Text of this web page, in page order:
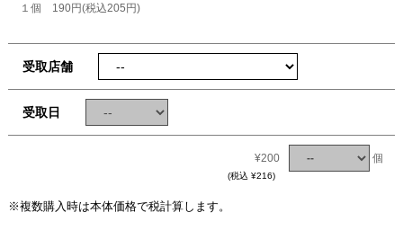
１個 190円(税込205円)
受取店舗
受取日
¥200
(税込 ¥216)
個
※複数購入時は本体価格で税計算します。